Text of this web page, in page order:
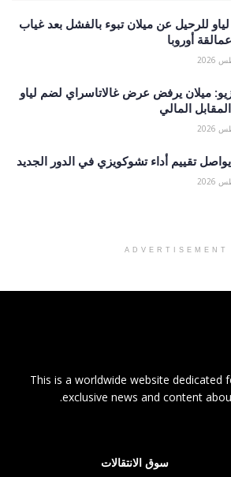
للرحيل عن ميلان تبوء بالفشل بعد غياب
أوروبا
ميلان يرفض عرض غالاتاسراي لضم لياو
المالي
تقييم أداء تشوكويزي في الدور الجديد
ADVERTISEMENT
This is a worldwide website dedicated
exclusive news and content
سوق الانتقالات